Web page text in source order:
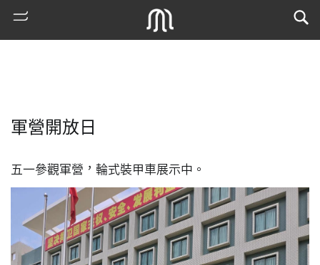
軍營開放日
五一參觀軍營，輪式裝甲車展示中。